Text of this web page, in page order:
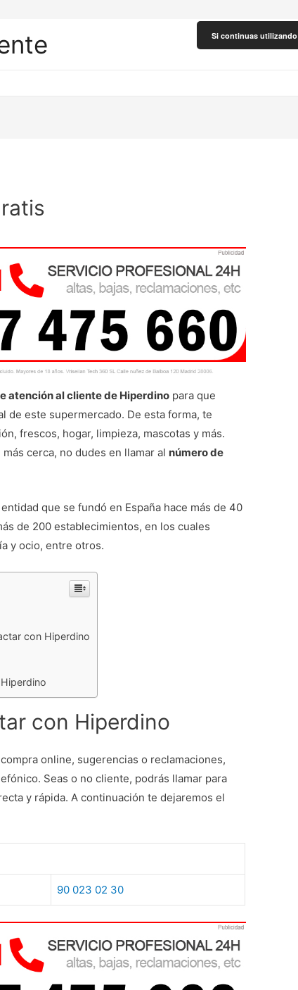
atención al cliente de Hiperdino para que
de este supermercado. De esta forma, te
frescos, hogar, limpieza, mascotas y más.
cerca, no dudes en llamar al número de
que se fundó en España hace más de 40
de 200 establecimientos, en los cuales
y ocio, entre otros.
con Hiperdino
con Hiperdino
online, sugerencias o reclamaciones,
Seas o no cliente, podrás llamar para
y rápida. A continuación te dejaremos el
90 023 02 30
Si continuas